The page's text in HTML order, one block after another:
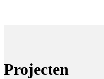
Projecten